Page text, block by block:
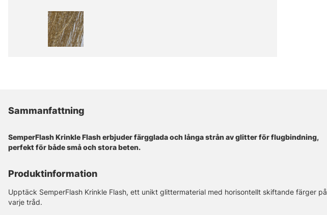
Sammanfattning
SemperFlash Krinkle Flash erbjuder färgglada och långa strån av glitter för flugbindning,
perfekt för både små och stora beten.
Produktinformation
Upptäck SemperFlash Krinkle Flash, ett unikt glittermaterial med horisontellt skiftande färger på
varje tråd.